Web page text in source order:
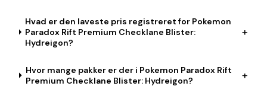
Hvad er den laveste pris registreret for Pokemon
Paradox Rift Premium Checklane Blister:
Hydreigon?
+
Hvor mange pakker er der i Pokemon Paradox Rift
Premium Checklane Blister: Hydreigon?
+